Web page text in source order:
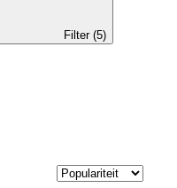
Filter (5)